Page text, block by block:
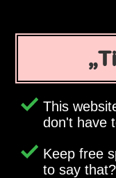
This
don't have
Keep free
to say that?